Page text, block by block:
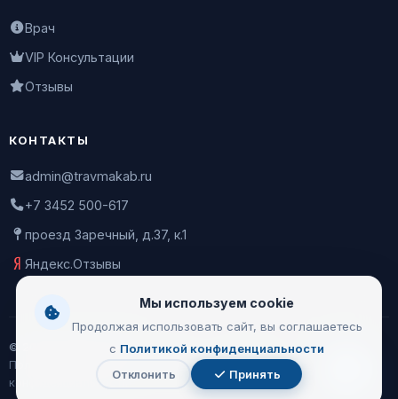
Врач
VIP Консультации
Отзывы
КОНТАКТЫ
admin@travmakab.ru
+7 3452 500-617
проезд Заречный, д.37, к.1
Яндекс.Отзывы
© 2026 Leontiev Clinic
Пользовательское соглашение
конфиденциальности
Мы используем cookie
Продолжая использовать сайт, вы соглашаетесь
с Политикой конфиденциальности
Отклонить Принять